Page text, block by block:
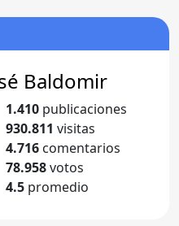
Baldomir
1.410 publicaciones
930.811 visitas
4.716 comentarios
78.958votos
4.5 promedio